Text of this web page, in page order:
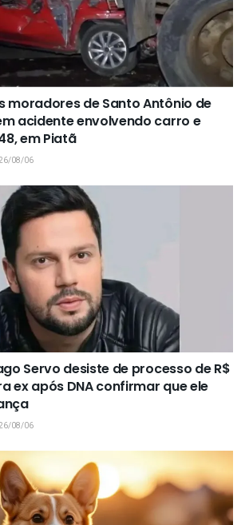
moradores de Santo Antônio de
acidente envolvendo carro e
em Piatã
08/06
Servo desiste de processo de R$
ex após DNA confirmar que ele
08/06